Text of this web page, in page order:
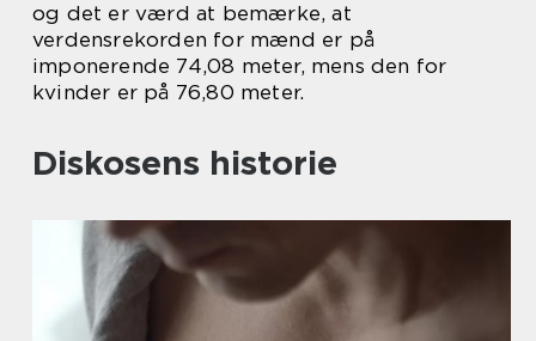
og det er værd at bemærke, at
verdensrekorden for mænd er på
imponerende 74,08 meter, mens den for
kvinder er på 76,80 meter.
Diskosens historie